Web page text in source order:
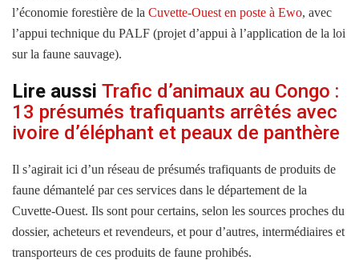
l’économie forestière de la Cuvette-Ouest en poste à Ewo, avec
l’appui technique du PALF (projet d’appui à l’application de la loi
sur la faune sauvage).
Lire aussi Trafic d’animaux au Congo :
13 présumés trafiquants arrêtés avec
ivoire d’éléphant et peaux de panthère
Il s’agirait ici d’un réseau de présumés trafiquants de produits de
faune démantelé par ces services dans le département de la
Cuvette-Ouest. Ils sont pour certains, selon les sources proches du
dossier, acheteurs et revendeurs, et pour d’autres, intermédiaires et
transporteurs de ces produits de faune prohibés.